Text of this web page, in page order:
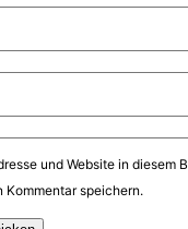
und Website in diesem
Kommentar speichern.